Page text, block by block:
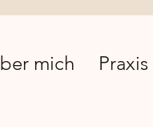
mich Praxis